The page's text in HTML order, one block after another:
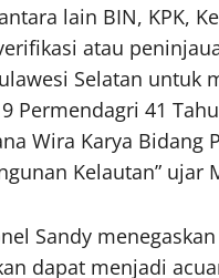
lain BIN, KPK,
atau
Selatan untuk
Permendagri 41
Wira Karya Bidang
Kelautan” ujar
Sandy
dapat menjadi